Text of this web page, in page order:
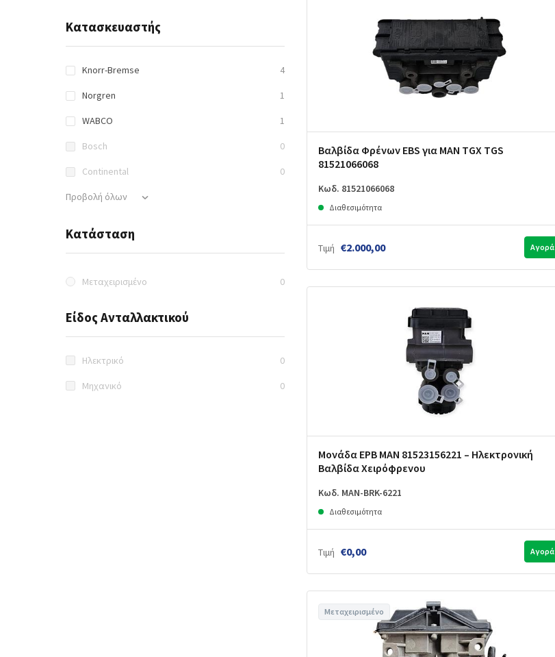
Κατασκευαστής
Knorr-Bremse 4
Norgren 1
WABCO 1
Bosch 0
Continental 0
Προβολή όλων
Κατάσταση
Μεταχειρισμένο 0
Είδος Ανταλλακτικού
Ηλεκτρικό 0
Μηχανικό 0
Βαλβίδα Φρένων EBS για MAN TGX TGS
81521066068
Κωδ. 81521066068
Διαθεσιμότητα
Τιμή €2.000,00 Αγορά
Μονάδα EPB MAN 81523156221 – Ηλεκτρονική
Βαλβίδα Χειρόφρενου
Κωδ. MAN-BRK-6221
Διαθεσιμότητα
Τιμή €0,00 Αγορά
Μεταχειρισμένο